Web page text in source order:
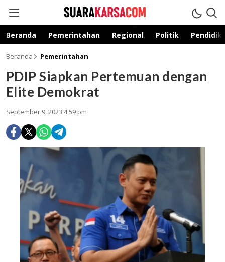
suarakarsa.com
Informasi terpercaya
Beranda Pemerintahan Regional Politik
Beranda Pemerintahan
PDIP Siapkan Pertemuan dengan
Elite Demokrat
September 9, 2023 4:59 pm